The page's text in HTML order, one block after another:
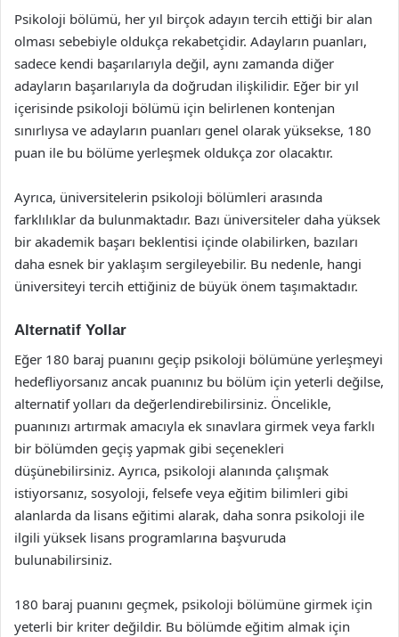
Psikoloji bölümü, her yıl birçok adayın tercih ettiği bir alan
olması sebebiyle oldukça rekabetçidir. Adayların puanları,
sadece kendi başarılarıyla değil, aynı zamanda diğer
adayların başarılarıyla da doğrudan ilişkilidir. Eğer bir yıl
içerisinde psikoloji bölümü için belirlenen kontenjan
sınırlıysa ve adayların puanları genel olarak yüksekse, 180
puan ile bu bölüme yerleşmek oldukça zor olacaktır.
Ayrıca, üniversitelerin psikoloji bölümleri arasında
farklılıklar da bulunmaktadır. Bazı üniversiteler daha yüksek
bir akademik başarı beklentisi içinde olabilirken, bazıları
daha esnek bir yaklaşım sergileyebilir. Bu nedenle, hangi
üniversiteyi tercih ettiğiniz de büyük önem taşımaktadır.
Alternatif Yollar
Eğer 180 baraj puanını geçip psikoloji bölümüne yerleşmeyi
hedefliyorsanız ancak puanınız bu bölüm için yeterli değilse,
alternatif yolları da değerlendirebilirsiniz. Öncelikle,
puanınızı artırmak amacıyla ek sınavlara girmek veya farklı
bir bölümden geçiş yapmak gibi seçenekleri
düşünebilirsiniz. Ayrıca, psikoloji alanında çalışmak
istiyorsanız, sosyoloji, felsefe veya eğitim bilimleri gibi
alanlarda da lisans eğitimi alarak, daha sonra psikoloji ile
ilgili yüksek lisans programlarına başvuruda
bulunabilirsiniz.
180 baraj puanını geçmek, psikoloji bölümüne girmek için
yeterli bir kriter değildir. Bu bölümde eğitim almak için